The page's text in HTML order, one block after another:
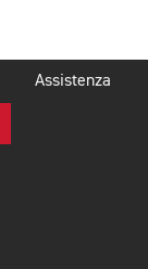
Assistenza